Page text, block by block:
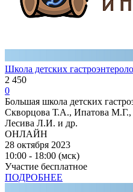
Школа детских
2 450
0
Большая школа детских
Скворцова Т.А., Ипатова
Лесива Л.И. и др.
ОНЛАЙН
28 октября 2023
10:00 - 18:00 (мск)
Участие бесплатное
ПОДРОБНЕЕ